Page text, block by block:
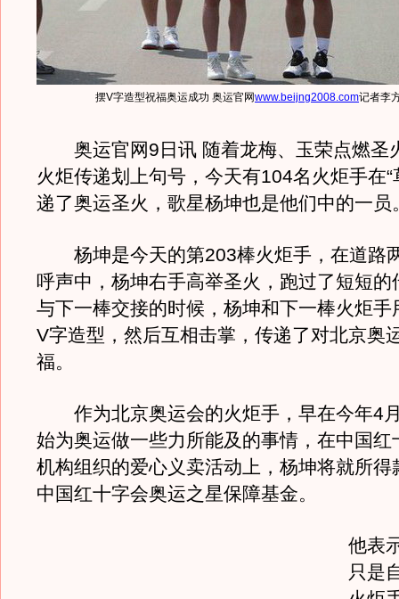
摆V字造型祝福奥运成功 奥运官网www.beijng2008.com记者李
奥运官网9日讯 随着龙梅、玉荣点燃圣
火炬传递划上句号，今天有104名火炬手在“
递了奥运圣火，歌星杨坤也是他们中的一
杨坤是今天的第203棒火炬手，在道路
呼声中，杨坤右手高举圣火，跑过了短短的
与下一棒交接的时候，杨坤和下一棒火炬手
V字造型，然后互相击掌，传递了对北京奥
福。
作为北京奥运会的火炬手，早在今年4
始为奥运做一些力所能及的事情，在中国红
机构组织的爱心义卖活动上，杨坤将就所得
中国红十字会奥运之星保障基金。
他表
只是